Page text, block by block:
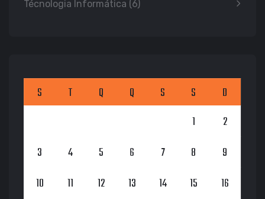
Técnologia Informática (6)
S T Q Q S S
D
1
2
3
4 5 6 7 8
9
10
11 12 13 14 15
16